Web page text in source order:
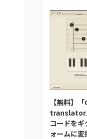
【無料】
translator
コードを
ォームに